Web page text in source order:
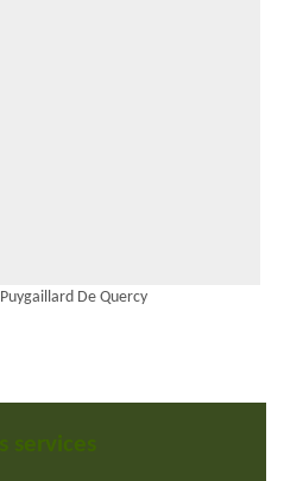
De Quercy
services